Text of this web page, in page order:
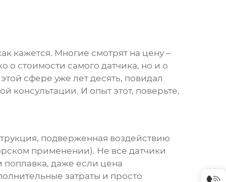
кажется. Многие смотрят на цену –
о стоимости самого датчика, но и о
сфере уже лет десять, повидал
консультации. И опыт этот, поверьте,
подверженная воздействию
применении). Не все датчики
поплавка, даже если цена
затраты и просто